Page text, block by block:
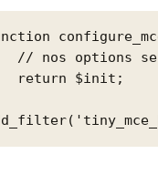
// nos options
return $init;